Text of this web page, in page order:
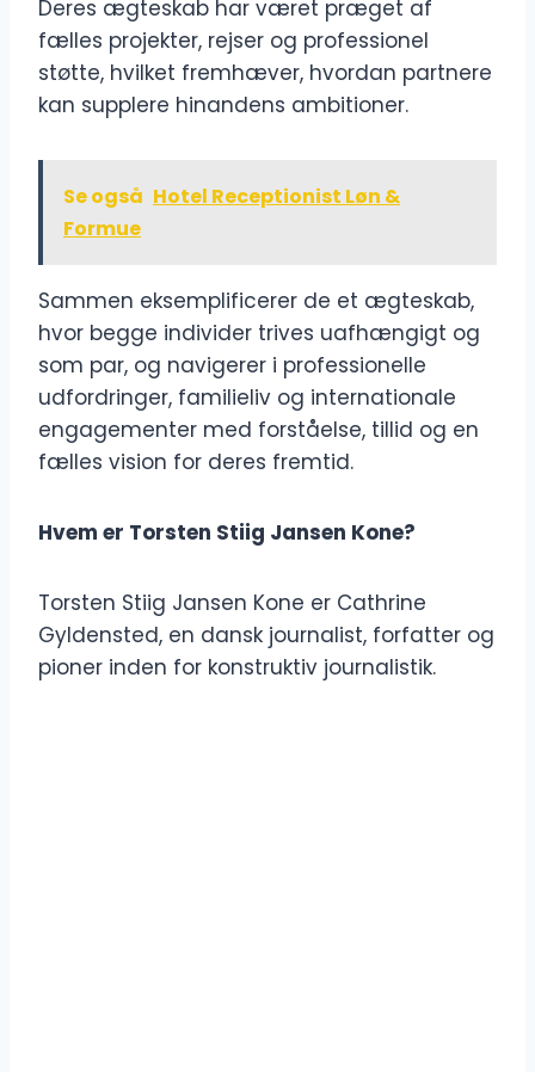
Deres ægteskab har været præget af
fælles projekter, rejser og professionel
støtte, hvilket fremhæver, hvordan partnere
kan supplere hinandens ambitioner.
Se også Hotel Receptionist Løn &
Formue
Sammen eksemplificerer de et ægteskab,
hvor begge individer trives uafhængigt og
som par, og navigerer i professionelle
udfordringer, familieliv og internationale
engagementer med forståelse, tillid og en
fælles vision for deres fremtid.
Hvem er Torsten Stiig Jansen Kone?
Torsten Stiig Jansen Kone er Cathrine
Gyldensted, en dansk journalist, forfatter og
pioner inden for konstruktiv journalistik.